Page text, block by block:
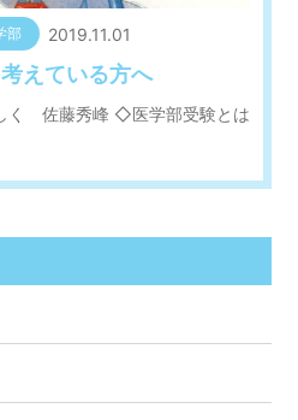
部 2019.11.01
えている方へ
く 佐藤秀峰 ◇医学部受験とは